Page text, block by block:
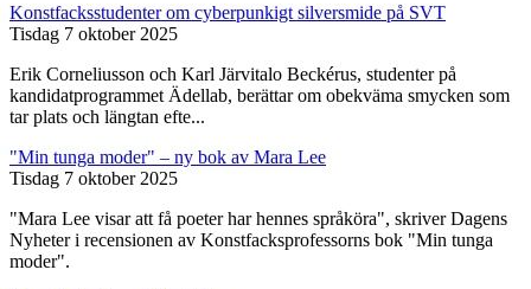
Konstfacksstudenter om cyberpunkigt silversmide på SVT
Tisdag 7 oktober 2025
Erik Corneliusson och Karl Järvitalo Beckérus, studenter på
kandidatprogrammet Ädellab, berättar om obekväma smycken som
tar plats och längtan efte...
"Min tunga moder" – ny bok av Mara Lee
Tisdag 7 oktober 2025
"Mara Lee visar att få poeter har hennes språköra", skriver Dagens
Nyheter i recensionen av Konstfacksprofessorns bok "Min tunga
moder".